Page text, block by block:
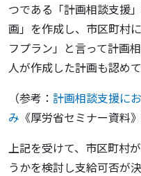
つである「計画相談支援
画」を作成し、市区町村
フプラン」と言って計画
人が作成した計画も認め
（参考： 計画相談支援に
み 《厚労省セミナー資料》
上記を受けて、市区町村
うかを検討し支給可否が